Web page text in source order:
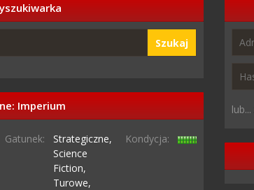
Szukaj
Imperium
Gatunek:
Strategiczne,
Science
Fiction,
Turowe,
Kondycja:
lub...